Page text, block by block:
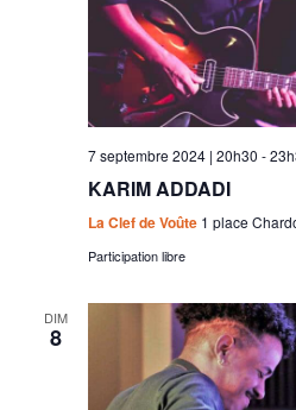
7 septembre 2024 | 20h30 -
KARIM ADDADI
La Clef de Voûte 1 place
Participation libre
DIM
8